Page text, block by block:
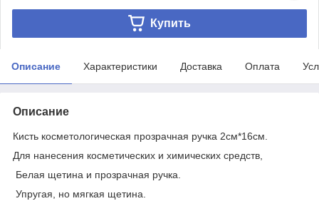
Купить
Описание Характеристики Доставка Оплата
Описание
Кисть косметологическая прозрачная ручка 2см*16см.
Для нанесения косметических и химических средств,
Белая щетина и прозрачная ручка.
Упругая, но мягкая щетина.